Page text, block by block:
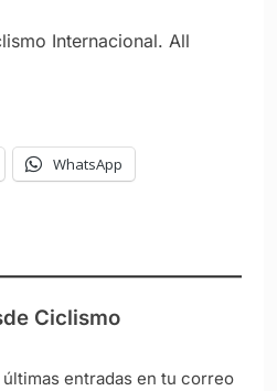
Internacional. All
WhatsApp
Ciclismo
entradas en tu correo